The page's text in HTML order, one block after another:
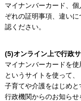
マイナンバーカード、
ぞれの証明事項、違いに
認ください。
(5)オンライン上で行政
マイナンバーカードを使
というサイトを使って、
子育てや介護をはじめと
行政機関からのお知らせ